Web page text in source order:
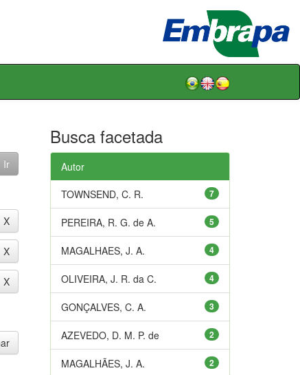
Busca facetada
Autor
7
TOWNSEND, C. R.
5
PEREIRA, R. G. de A.
4
MAGALHAES, J. A.
4
OLIVEIRA, J. R. da C.
3
GONÇALVES, C. A.
2
AZEVEDO, D. M. P. de
2
MAGALHÃES, J. A.